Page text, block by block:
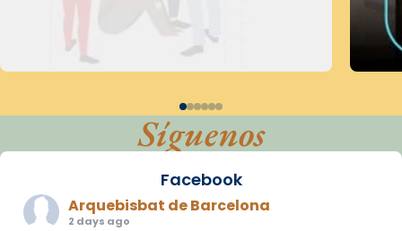
Síguenos
Facebook
Arquebisbat de Barcelona
2 days ago